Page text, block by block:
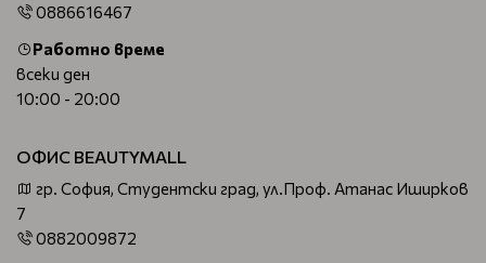
0886616467
Работно време
всеки ден
10:00 - 20:00
ОФИС BEAUTYMALL
гр. София, Студентски град, ул.Проф. Атанас Иширков
7
0882009872